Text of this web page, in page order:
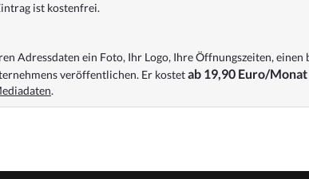
ist kostenfrei.
Adressdaten ein Foto, Ihr Logo, Ihre Öffnungszeiten,
veröffentlichen. Er kostetab 19,90 Euro/Monat
.